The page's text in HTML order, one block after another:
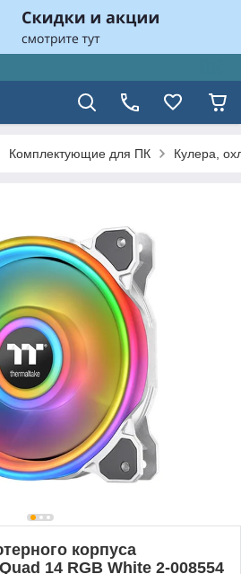
Комплектующие для ПК Кулера,
корпуса
14 RGB White 2-008554